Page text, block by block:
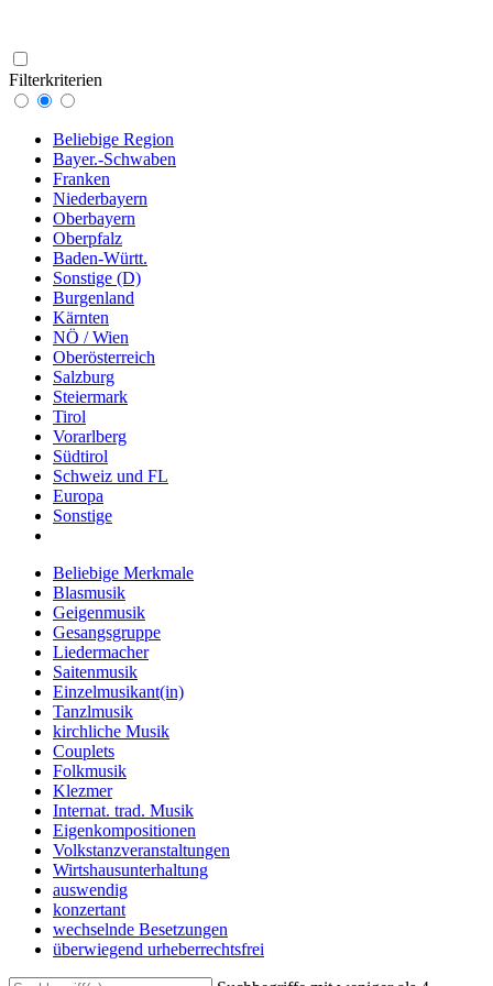
Filterkriterien
Beliebige Region
Bayer.-Schwaben
Franken
Niederbayern
Oberbayern
Oberpfalz
Baden-Württ.
Sonstige (D)
Burgenland
Kärnten
NÖ / Wien
Oberösterreich
Salzburg
Steiermark
Tirol
Vorarlberg
Südtirol
Schweiz und FL
Europa
Sonstige
Beliebige Merkmale
Blasmusik
Geigenmusik
Gesangsgruppe
Liedermacher
Saitenmusik
Einzelmusikant(in)
Tanzlmusik
kirchliche Musik
Couplets
Folkmusik
Klezmer
Internat. trad. Musik
Eigenkompositionen
Volkstanzveranstaltungen
Wirtshausunterhaltung
auswendig
konzertant
wechselnde Besetzungen
überwiegend urheberrechtsfrei